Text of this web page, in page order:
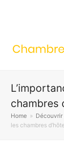
chambres
Home » Découvrir
les chambres